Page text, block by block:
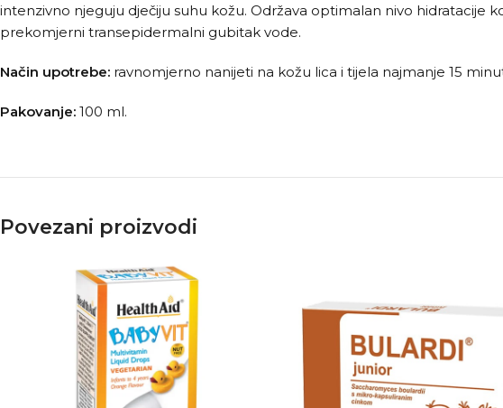
intenzivno njeguju dječiju suhu kožu. Održava optimalan nivo hidratacije
prekomjerni transepidermalni gubitak vode.
Način upotrebe: ravnomjerno nanijeti na kožu lica i tijela najmanje 15
Pakovanje: 100 ml.
Povezani proizvodi